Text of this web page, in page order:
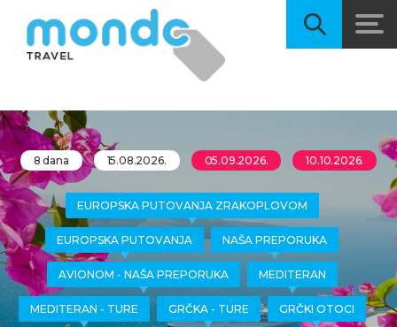
8 dana 15.08.2026. 05.09.2026. 10.10.2026.
EUROPSKA PUTOVANJA ZRAKOPLOVOM
EUROPSKA PUTOVANJA NAŠA PREPORUKA
AVIONOM - NAŠA PREPORUKA MEDITERAN
MEDITERAN - TURE GRČKA - TURE GRČKI OTOCI